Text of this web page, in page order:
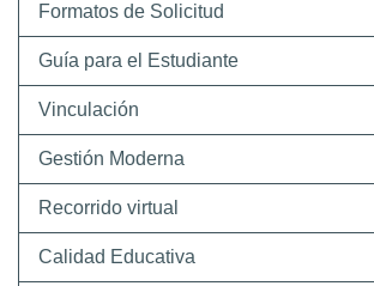
Formatos de Solicitud
Guía para el Estudiante
Vinculación
Gestión Moderna
Recorrido virtual
Calidad Educativa